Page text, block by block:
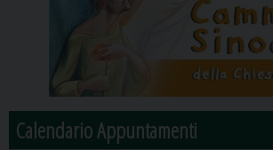
Calendario Appuntamenti